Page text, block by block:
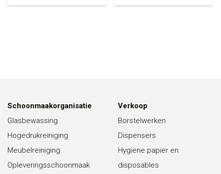
Schoonmaakorganisatie
Glasbewassing
Hogedrukreiniging
Meubelreiniging
Opleveringsschoonmaak
Verkoop
Borstelwerken
Dispensers
Hygiëne papier en
disposables